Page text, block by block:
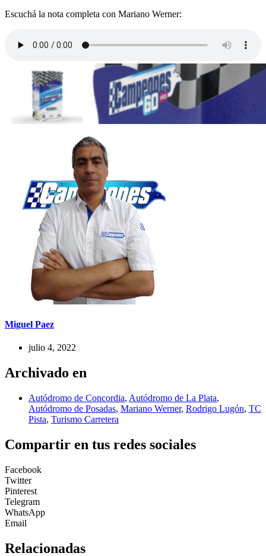
Escuchá la nota completa con Mariano Werner:
Miguel Paez
julio 4, 2022
Archivado en
Autódromo de Concordia, Autódromo de La Plata,
Autódromo de Posadas, Mariano Werner, Rodrigo Lugón, TC
Pista, Turismo Carretera
Compartir en tus redes sociales
Facebook
Twitter
Pinterest
Telegram
WhatsApp
Email
Relacionadas